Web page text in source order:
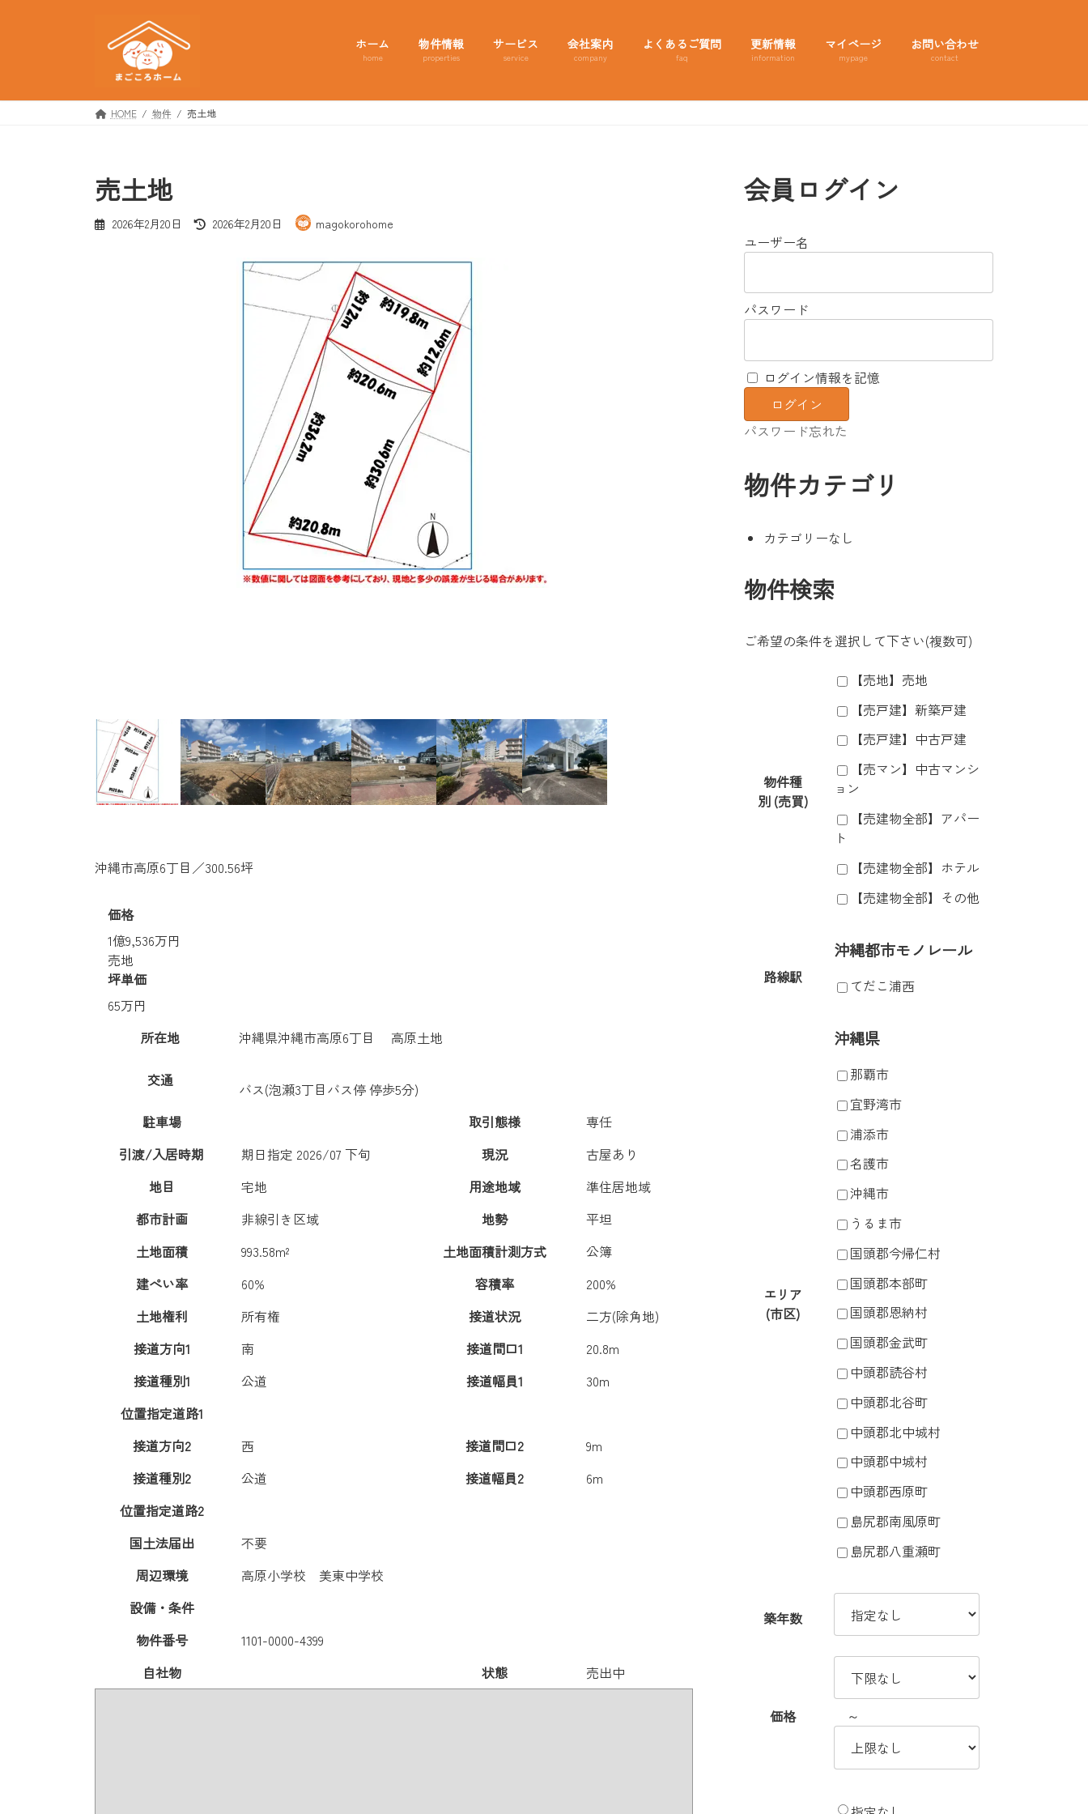
へ
ョ
ホーム
home
物件情報
properties
サービス
service
会社案内
company
よくあるご質問
faq
更新情報
information
マイページ
mypage
お問い合わせ
contact
HOME 物件 売土地
売土地
2026年2月20日
最
2026年2月20日 magokorohome
沖縄市高原6丁目／300.56坪
価格
1億9,536万円
売地
坪単価
65万円
所在地
沖縄県沖縄市高原6丁目 高原土地
交通
バス(泡瀬3丁目バス停 停歩5分)
駐車場
取引態様
専任
引渡/入居時期
期日指定 2026/07 下旬 現況
古屋あり
地目
宅地 用途地域
準住居地域
都市計画
非線引き区域 地勢
平坦
土地面積
993.58m² 土地面積計測方式
公簿
建ぺい率
60% 容積率
200%
土地権利
所有権 接道状況
二方(除角地)
接道方向1
南 接道間口1
20.8m
接道種別1
公道 接道幅員1
30m
位置指定道路1
接道方向2
西 接道間口2
9m
接道種別2
公道 接道幅員2
6m
位置指定道路2
国土法届出
不要
周辺環境
高原小学校 美東中学校
設備・条件
物件番号
1101-0000-4399
自社物
状態 売出中
会員ログイン
ユーザー名
パスワード
ログイン情報を記憶
パスワード忘れた
物件カテゴリ
カテゴリーなし
物件検索
ご希望の条件を選択して下さい(複数可)
物件種
別 (売買)
【売地】売地
【売戸建】新築戸建
【売戸建】中古戸建
【売マン】中古マンシ
ョン
【売建物全部】アパー
ト
【売建物全部】ホテル
【売建物全部】その他
路線駅
沖縄都市モノレール
てだこ浦西
エリア
(市区)
沖縄県
那覇市
宜野湾市
浦添市
名護市
沖縄市
うるま市
国頭郡今帰仁村
国頭郡本部町
国頭郡恩納村
国頭郡金武町
中頭郡読谷村
中頭郡北谷町
中頭郡北中城村
中頭郡中城村
中頭郡西原町
島尻郡南風原町
島尻郡八重瀬町
築年数
価格 ～